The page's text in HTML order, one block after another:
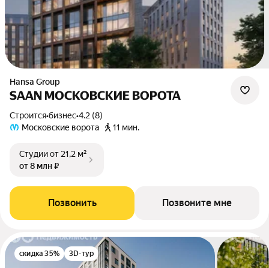
Hansa Group
SAAN МОСКОВСКИЕ ВОРОТА
Строится•бизнес•4.2 (8)
Московские ворота
11 мин.
Студииот 21,2 м²
от 8 млн ₽
Позвонить Позвоните мне
скидка 35% 3D-тур